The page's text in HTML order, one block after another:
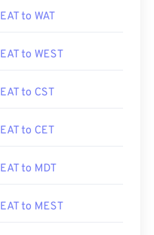
EAT to WAT
EAT to WEST
EAT to CST
EAT to CET
EAT to MDT
EAT to MEST